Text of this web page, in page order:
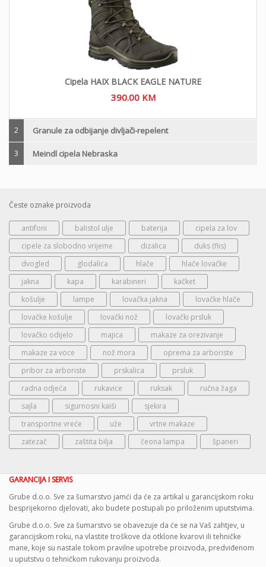
Cipela HAIX BLACK EAGLE NATURE
390.00 KM
2 Granule za odbijanje divljači-repelent
3 Meindl cipela Nebraska
Česte oznake proizvoda
antifoni balistol ulje baterija
cipela za lov
cipele za slobodno vrijeme
dizalica
duks (flis)
dvogled
glodalica hlače
hlače lovačke
jakna
kapa karabineri
kačket
košulje
lampe lovačka jakna
lovačke hlače
lovačke košulje
lovački nož
lovački prsluk
lovačko odijelo
majica
makaze za orezivanje
makaze za voce
nož mora
oprema za arboriste
pribor za arboriste
prskalica
prsluk
radna odjeća
rukavice ruksak
ručna žaga
sajla
sigurnosni kaiši
sjekira
transportne vreće
uže
vrtne makaze
zatezač
zaštita bilja čeona lampa španeri
GARANCIJA I SERVIS
Grube d.o.o. Sve za šumarstvo jamći da će za artikal u garancijskom roku
besprijekorno djelovati, ako budete postupali po priloženim uputstvima.
Grube d.o.o. Sve za šumarstvo se obavezuje da će se na Vaš zahtjev, u
garancijskom roku, na vlastite troškove da otklone kvarovi ili tehničke
mane, koje su nastale tokom pravilne upotrebe proizvoda, predviđenom
u uputstvu o tehničkom rukovanju proizvoda.